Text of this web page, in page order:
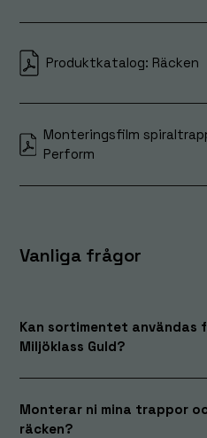
Produktkatalog: Räcken
Monteringsfilm
Perform
Vanliga frågor
Kan sortimentet användas
Miljöklass Guld?
Monterar ni mina trappor
räcken?